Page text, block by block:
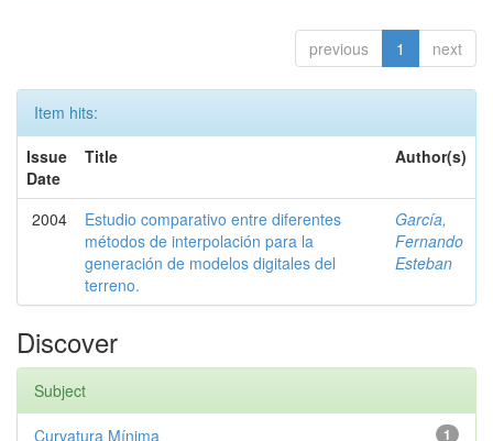
previous 1 next
Item hits:
Issue
Date
Title Author(s)
2004
Estudio comparativo entre diferentes
métodos de interpolación para la
generación de modelos digitales del
terreno.
García,
Fernando
Esteban
Discover
Subject
1
Curvatura Mínima